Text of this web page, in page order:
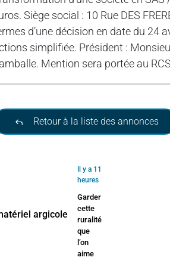
Siège social : 10 Rue DES
d’une décision en date du 24
simplifiée. Président :
Mention sera portée au
Retour à la liste des annonces
Il y a 11
heures
Garder
cette
ruralité
que
l’on
aime